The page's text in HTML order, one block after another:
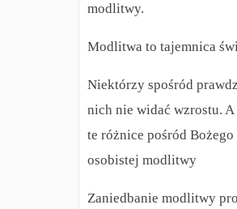
modlitwy.
Modlitwa to tajemnica
Niektórzy spośród
nich nie widać wzrostu.
te różnice pośród
osobistej modlitwy
Zaniedbanie modlitwy